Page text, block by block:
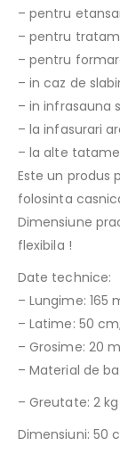
– pentru
– pentru
– pentru
– in caz de
– in infrasauna
– la infasurari
– la alte
Este un produs
folosinta
Dimensiune
flexibila !
Date technice:
– Lungime: 165
– Latime: 50 cm;
– Grosime: 20
– Material de
– Greutate: 2 kg
Dimensiuni: 50